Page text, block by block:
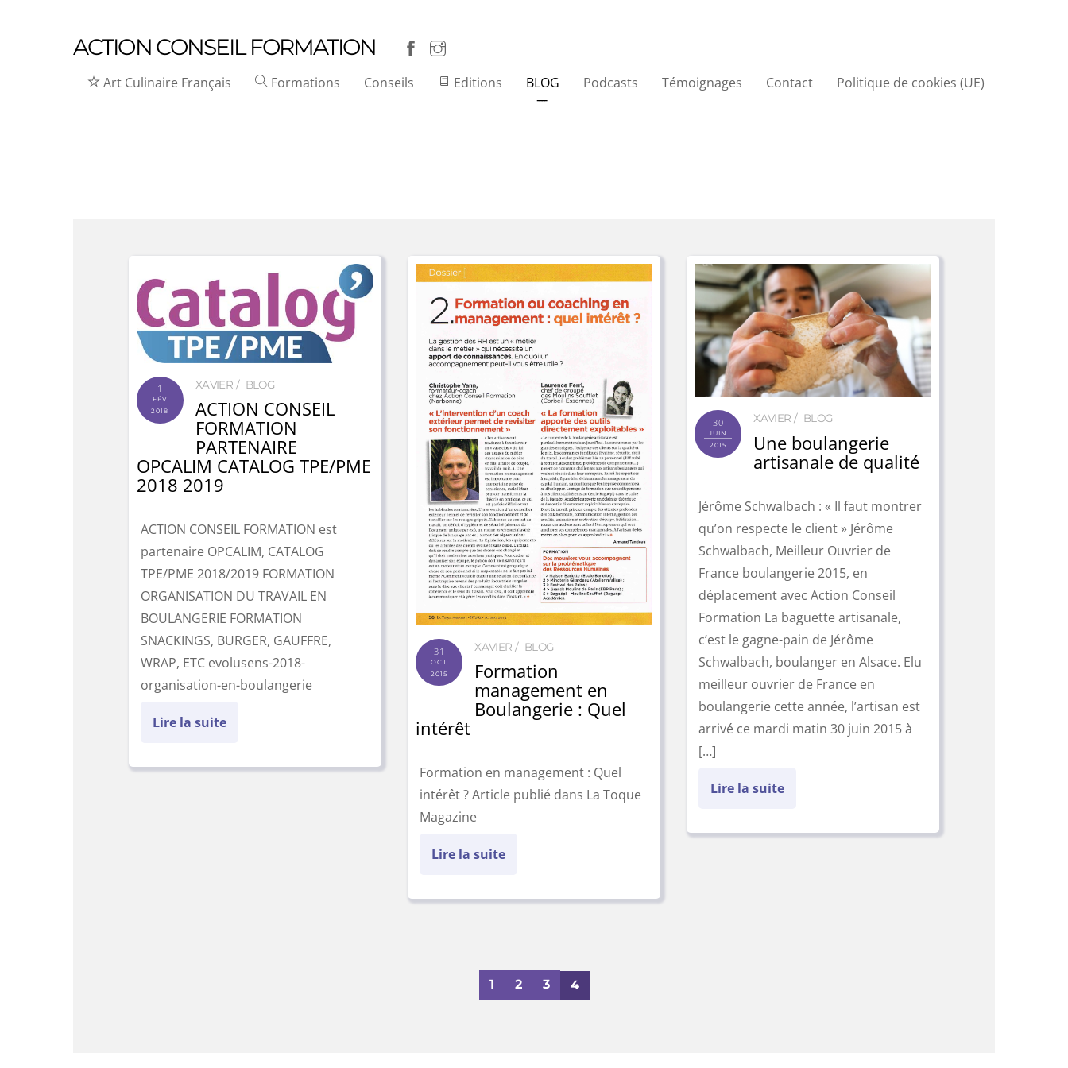
ACTION CONSEIL FORMATION
Art Culinaire Français Formations Conseils Editions BLOG Podcasts Témoignages Contact Politique de cookies (UE)
1
FÉV
2018
XAVIER BLOG
ACTION CONSEIL
FORMATION
PARTENAIRE
OPCALIM CATALOG TPE/PME
2018 2019
ACTION CONSEIL FORMATION est
partenaire OPCALIM, CATALOG
TPE/PME 2018/2019 FORMATION
ORGANISATION DU TRAVAIL EN
BOULANGERIE FORMATION
SNACKINGS, BURGER, GAUFFRE,
WRAP, ETC evolusens-2018-
organisation-en-boulangerie
Lire la suite
31
OCT
2015
XAVIER BLOG
Formation
management en
Boulangerie : Quel
intérêt
Formation en management : Quel
intérêt ? Article publié dans La Toque
Magazine
Lire la suite
30
JUIN
2015
XAVIER BLOG
Une boulangerie
artisanale de qualité
Jérôme Schwalbach : « Il faut montrer
qu’on respecte le client » Jérôme
Schwalbach, Meilleur Ouvrier de
France boulangerie 2015, en
déplacement avec Action Conseil
Formation La baguette artisanale,
c’est le gagne-pain de Jérôme
Schwalbach, boulanger en Alsace. Elu
meilleur ouvrier de France en
boulangerie cette année, l’artisan est
arrivé ce mardi matin 30 juin 2015 à
[…]
Lire la suite
1 2 3 4